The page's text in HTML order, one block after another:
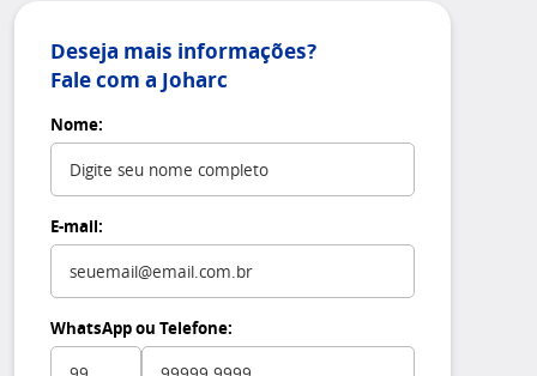
Deseja mais informações?
Fale com a Joharc
Nome:
E-mail:
WhatsApp ou Telefone: